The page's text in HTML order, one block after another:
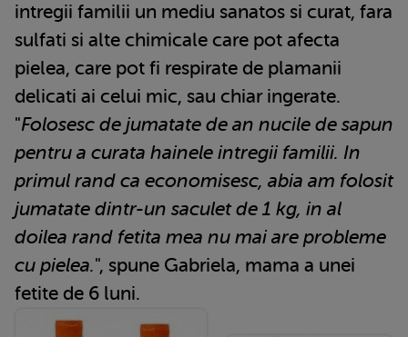
intregii familii un mediu sanatos si curat, fara
sulfati si alte chimicale care pot afecta
pielea, care pot fi respirate de plamanii
delicati ai celui mic, sau chiar ingerate.
"Folosesc de jumatate de an nucile de sapun
pentru a curata hainele intregii familii. In
primul rand ca economisesc, abia am folosit
jumatate dintr-un saculet de 1 kg, in al
doilea rand fetita mea nu mai are probleme
cu pielea.", spune Gabriela, mama a unei
fetite de 6 luni.